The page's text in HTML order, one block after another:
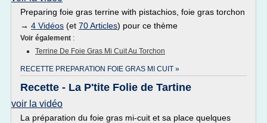
Preparing foie gras terrine with pistachios, foie gras torchon
→ 4 Vidéos (et 70 Articles) pour ce thème
Voir également :
Terrine De Foie Gras Mi Cuit Au Torchon
RECETTE PREPARATION FOIE GRAS MI CUIT »
Recette - La P'tite Folie de Tartine
voir la vidéo
La préparation du foie gras mi-cuit et sa place quelques